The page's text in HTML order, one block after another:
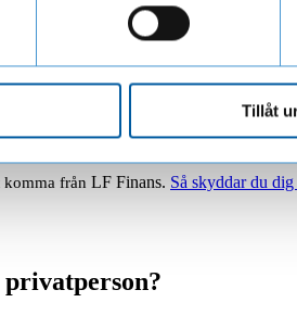
Tillåt
komma från LF Finans. Så skyddar du